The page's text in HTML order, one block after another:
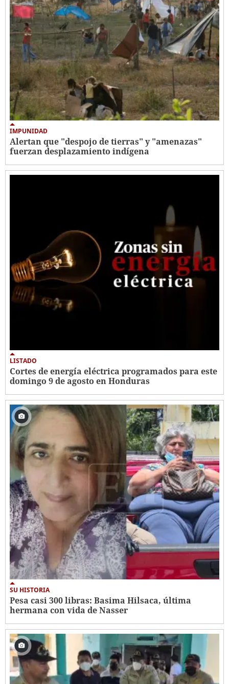
IMPUNIDAD
Alertan que "despojo de tierras" y "amenazas"
fuerzan desplazamiento indígena
LISTADO
Cortes de energía eléctrica programados para este
domingo 9 de agosto en Honduras
SU HISTORIA
Pesa casi 300 libras: Basima Hilsaca, última
hermana con vida de Nasser